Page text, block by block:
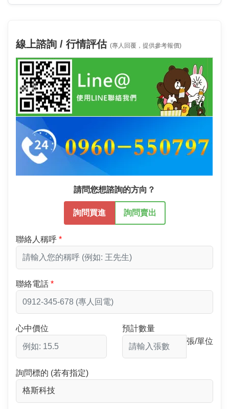
線上諮詢 / 行情評估 (專人回覆，提供參考報價)
請問您想諮詢的方向？
詢問買進 詢問賣出
聯絡人稱呼
聯絡電話
心中價位
預計數量
張/單位
詢問標的 (若有指定)